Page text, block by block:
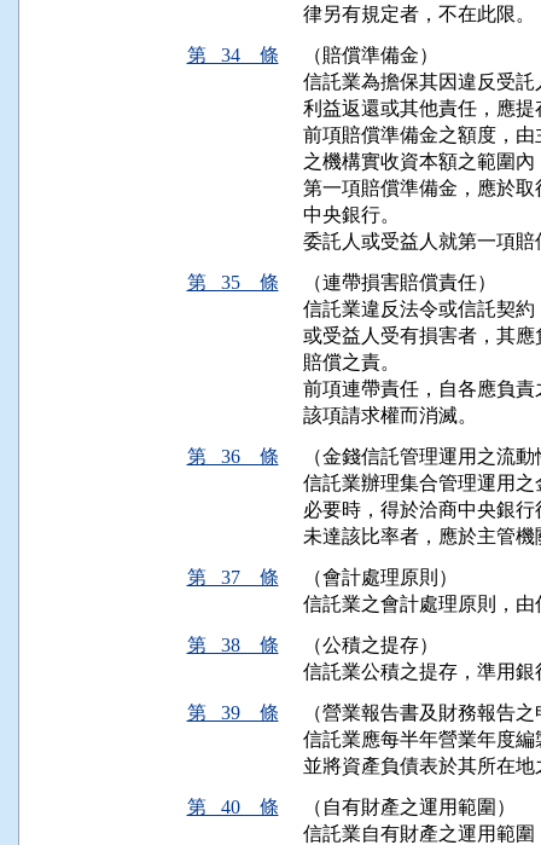
律另有規定者，不在此限。
第 34 條
（賠償準備金）
信託業為擔保其因違反受
利益返還或其他責任，應
前項賠償準備金之額度，
之機構實收資本額之範圍
第一項賠償準備金，應於
中央銀行。
委託人或受益人就第一項
第 35 條
（連帶損害賠償責任）
信託業違反法令或信託契
或受益人受有損害者，其
賠償之責。
前項連帶責任，自各應負
該項請求權而消滅。
第 36 條
（金錢信託管理運用之流動
信託業辦理集合管理運用
必要時，得於洽商中央銀
未達該比率者，應於主管
第 37 條
（會計處理原則）
信託業之會計處理原則，
第 38 條
（公積之提存）
信託業公積之提存，準用
第 39 條
（營業報告書及財務報告
信託業應每半年營業年度
並將資產負債表於其所在
第 40 條
（自有財產之運用範圍）
信託業自有財產之運用範